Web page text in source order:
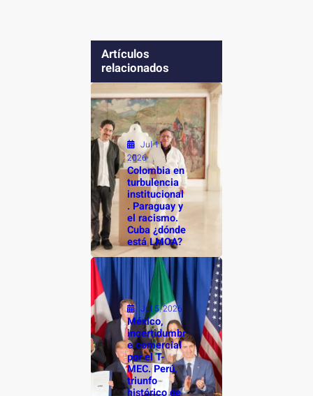
Artículos
relacionados
Jul 11,
2026
Colombia en
turbulencia
institucional
. Paraguay y
el racismo.
Cuba ¿dónde
está LMOA?
Jul 5, 2026
México,
incertidumbr
e comercial
por el T-
MEC. Perú,
triunfo
histórico de